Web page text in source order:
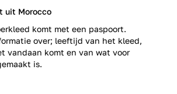
uit Morocco
komt met een paspoort.
over; leeftijd van het kleed,
vandaan komt en van wat voor
is.